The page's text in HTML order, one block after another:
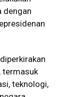
dengan
termasuk
teknologi,